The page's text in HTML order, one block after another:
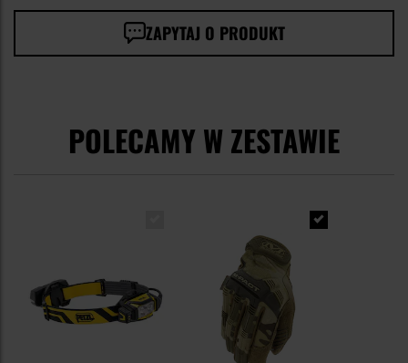
ZAPYTAJ O PRODUKT
POLECAMY W ZESTAWIE